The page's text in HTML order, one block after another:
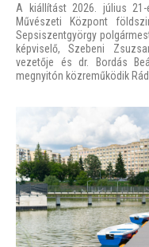
A kiállítást 2026. július
Művészeti Központ
Sepsiszentgyörgy
képviselő, Szebeni
vezetője és dr. Bordás
megnyitón közreműködik